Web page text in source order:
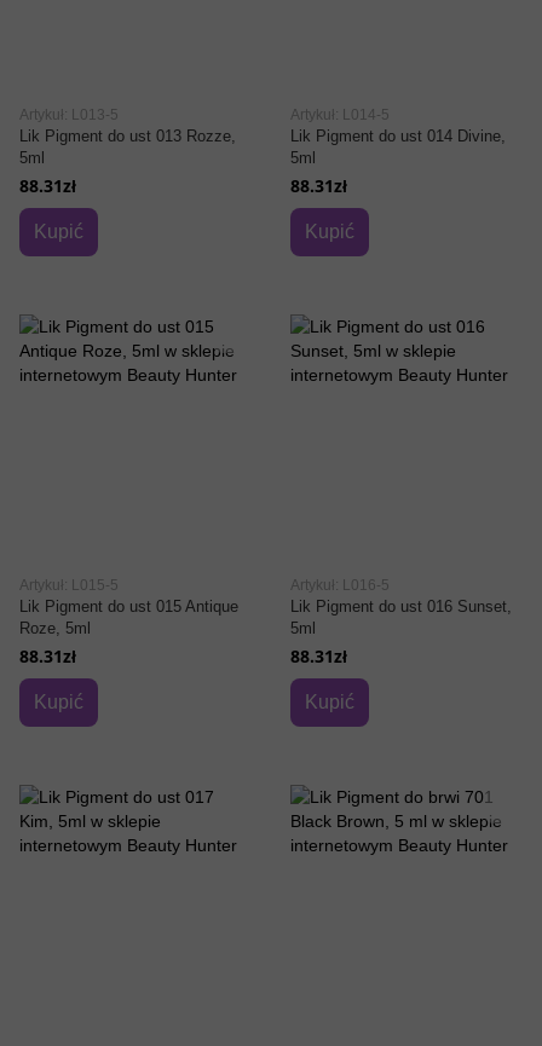
Artykuł: L013-5
Lik Pigment do ust 013 Rozze,
5ml
88.31zł
Kupić
Artykuł: L014-5
Lik Pigment do ust 014 Divine,
5ml
88.31zł
Kupić
Artykuł: L015-5
Lik Pigment do ust 015 Antique
Roze, 5ml
88.31zł
Kupić
Artykuł: L016-5
Lik Pigment do ust 016 Sunset,
5ml
88.31zł
Kupić